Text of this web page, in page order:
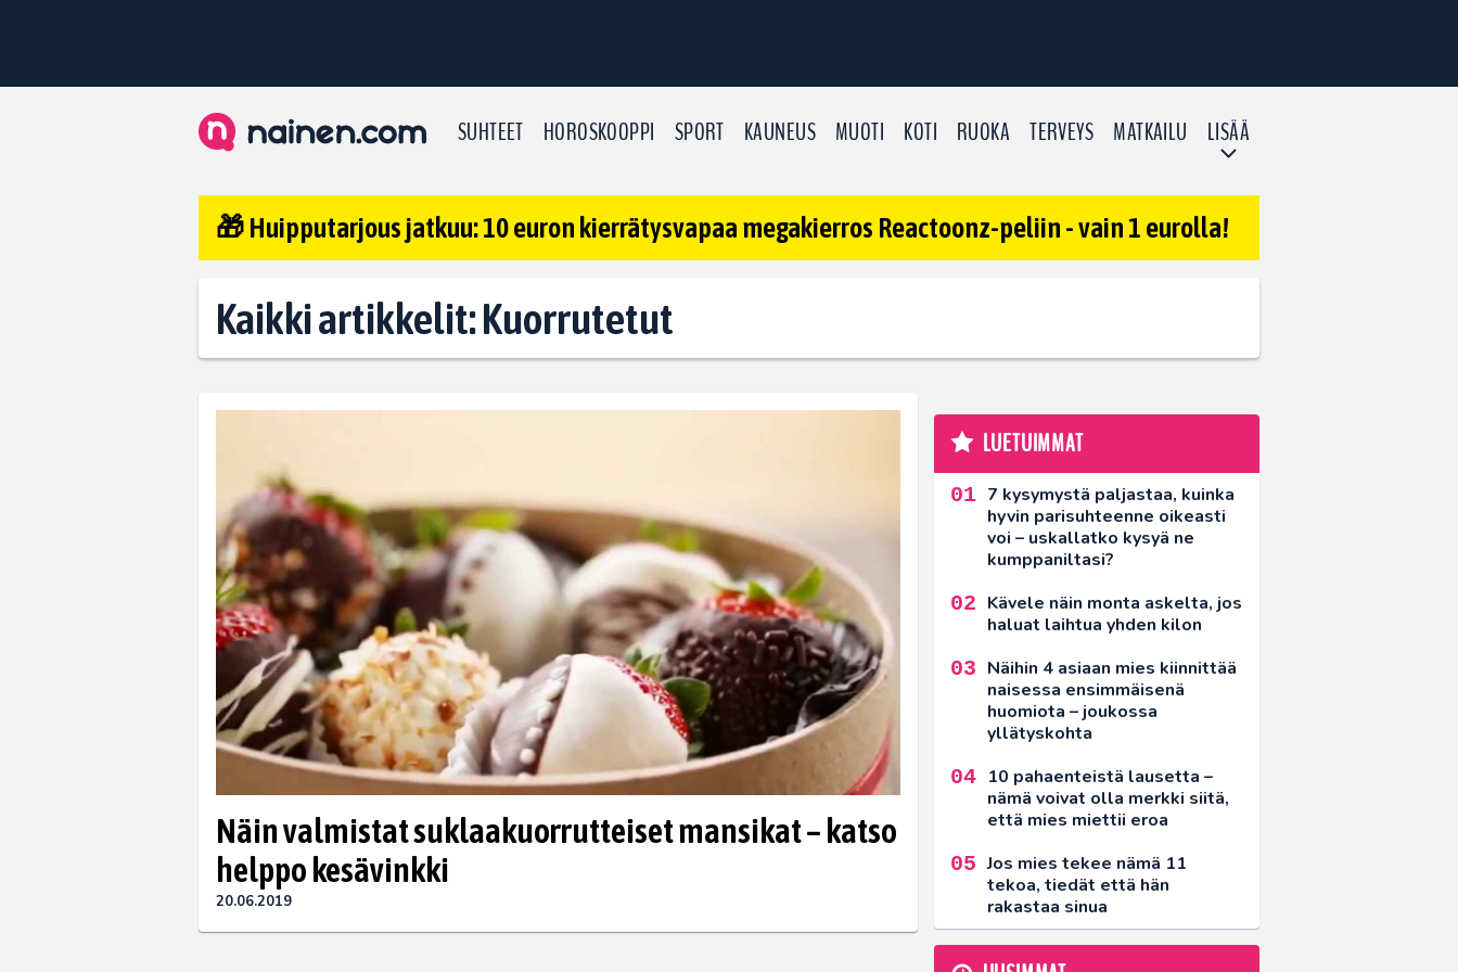
SUHTEET HOROSKOOPPI SPORT KAUNEUS MUOTI KOTI RUOKA TERVEYS MATKAILU LISÄÄ
🎁 Huipputarjous jatkuu: 10 euron kierrätysvapaa megakierros Reactoonz-peliin - vain 1 eurolla!
Kaikki artikkelit: Kuorrutetut
Näin valmistat suklaakuorrutteiset mansikat – katso
helppo kesävinkki
20.06.2019
LUETUIMMAT
7 kysymystä paljastaa, kuinka
hyvin parisuhteenne oikeasti
voi – uskallatko kysyä ne
kumppaniltasi?
Kävele näin monta askelta, jos
haluat laihtua yhden kilon
Näihin 4 asiaan mies kiinnittää
naisessa ensimmäisenä
huomiota – joukossa
yllätyskohta
10 pahaenteistä lausetta –
nämä voivat olla merkki siitä,
että mies miettii eroa
Jos mies tekee nämä 11
tekoa, tiedät että hän
rakastaa sinua